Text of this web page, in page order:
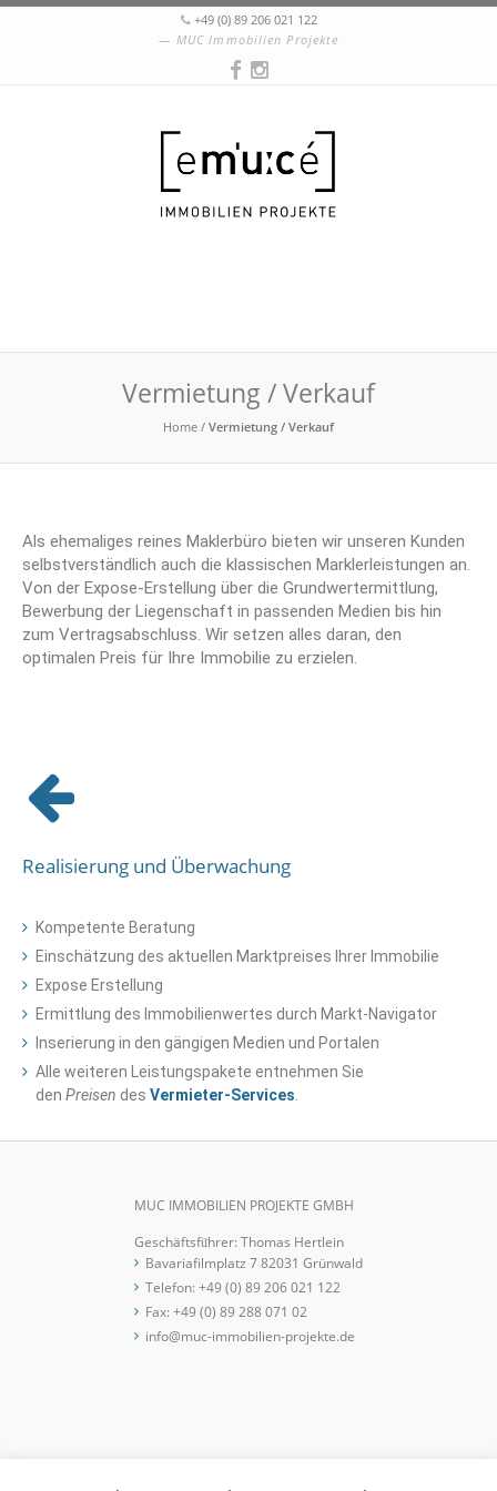
+49 (0) 89 206 021 122
MUC Immobilien Projekte
Vermietung / Verkauf
Home / Vermietung / Verkauf
Als ehemaliges reines Maklerbüro bieten wir unseren Kunden
selbstverständlich auch die klassischen Marklerleistungen an.
Von der Expose-Erstellung über die Grundwertermittlung,
Bewerbung der Liegenschaft in passenden Medien bis hin
zum Vertragsabschluss. Wir setzen alles daran, den
optimalen Preis für Ihre Immobilie zu erzielen.
Realisierung und Überwachung
Kompetente Beratung
Einschätzung des aktuellen Marktpreises Ihrer Immobilie
Expose Erstellung
Ermittlung des Immobilienwertes durch Markt-Navigator
Inserierung in den gängigen Medien und Portalen
Alle weiteren Leistungspakete entnehmen Sie
den Preisen des Vermieter-Services
MUC IMMOBILIEN PROJEKTE GMBH
Geschäftsfü̈hrer: Thomas Hertlein
Bavariafilmplatz 7 82031 Grünwald
Telefon: +49 (0) 89 206 021 122
Fax: +49 (0) 89 288 071 02
info@muc-immobilien-projekte.de